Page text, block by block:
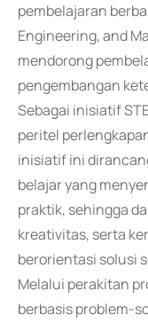
pembelajaran
Engineering, and
mendorong
pengembangan
Sebagai inisiatif
peritel
inisiatif ini
belajar yang
praktik, sehingga
kreativitas, serta
berorientasi solusi
Melalui perakitan
berbasis problem-